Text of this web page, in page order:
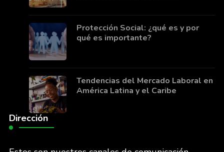
Protección Social: ¿qué es y por
qué es importante?
Tendencias del Mercado Laboral en
América Latina y el Caribe
Dirección